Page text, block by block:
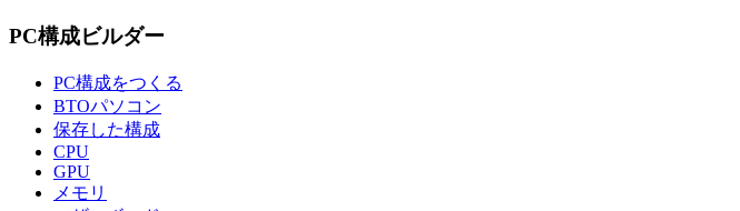
PC構成ビルダー
PC構成をつくる
BTOパソコン
保存した構成
CPU
GPU
メモリ